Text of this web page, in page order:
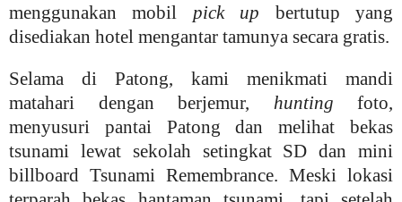
menggunakan mobil pick up bertutup yang
disediakan hotel mengantar tamunya secara gratis.
Selama di Patong, kami menikmati mandi
matahari dengan berjemur, hunting foto,
menyusuri pantai Patong dan melihat bekas
tsunami lewat sekolah setingkat SD dan mini
billboard Tsunami Remembrance. Meski lokasi